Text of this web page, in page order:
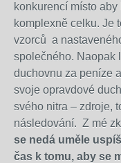
konkurencí místo
komplexně celku. Je
vzorců a
společného. Naopak
duchovnu za peníze
svoje opravdové
svého nitra – zdroje,
následování. Z mé
se nedá uměle
čas k tomu, aby se